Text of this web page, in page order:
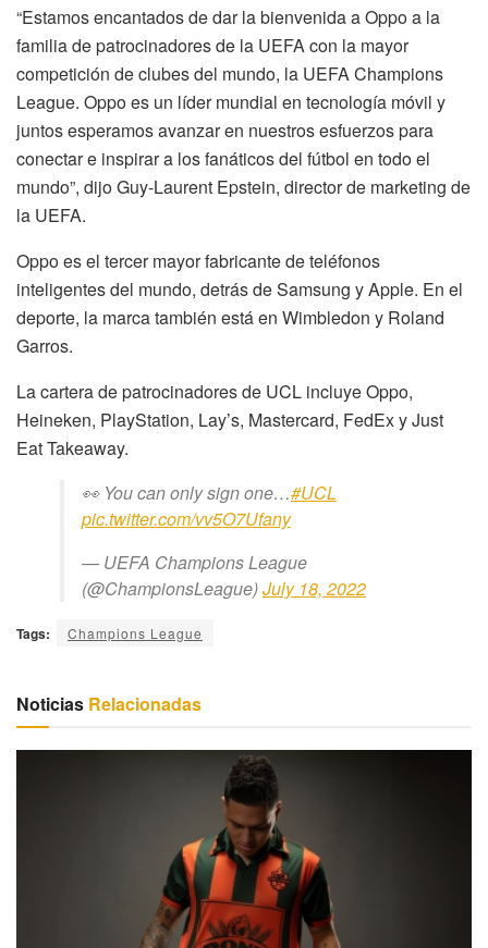
“Estamos encantados de dar la bienvenida a Oppo a la
familia de patrocinadores de la UEFA con la mayor
competición de clubes del mundo, la UEFA Champions
League. Oppo es un líder mundial en tecnología móvil y
juntos esperamos avanzar en nuestros esfuerzos para
conectar e inspirar a los fanáticos del fútbol en todo el
mundo”, dijo Guy-Laurent Epstein, director de marketing de
la UEFA.
Oppo es el tercer mayor fabricante de teléfonos
inteligentes del mundo, detrás de Samsung y Apple. En el
deporte, la marca también está en Wimbledon y Roland
Garros.
La cartera de patrocinadores de UCL incluye Oppo,
Heineken, PlayStation, Lay’s, Mastercard, FedEx y Just
Eat Takeaway.
👀 You can only sign one…#UCL
pic.twitter.com/vv5O7Ufany
— UEFA Champions League
(@ChampionsLeague)July 18, 2022
Tags: Champions League
Noticias Relacionadas